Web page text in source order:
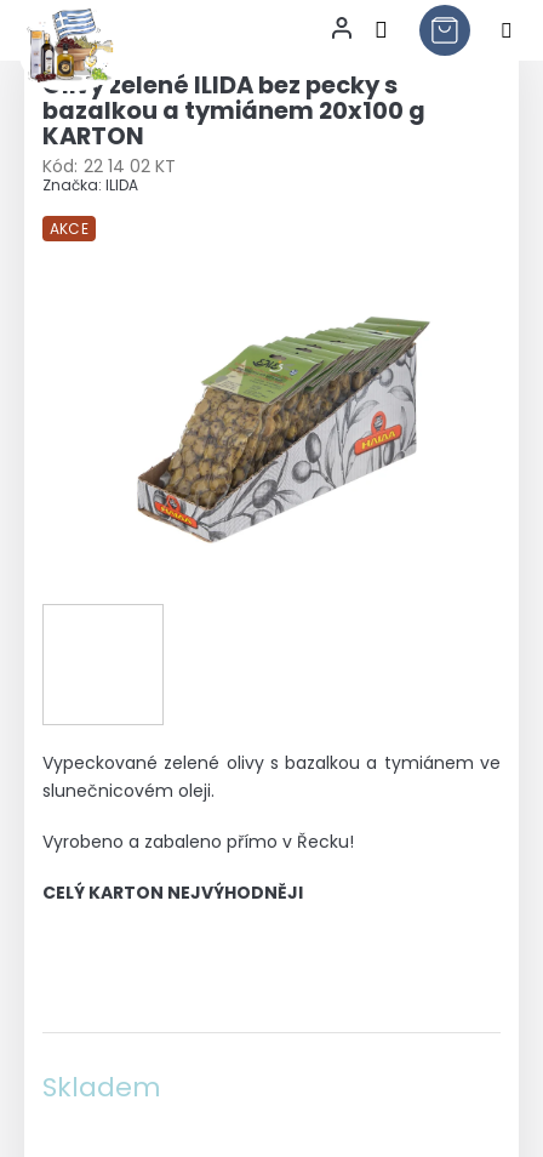
Přejít
obsahOlivy zelené ILIDA bez pecky s
bazalkou a tymiánem 20x100 g
KARTON
Kód: 22 14 02 KT
Značka: ILIDA
AKCE
Skladem
Vypeckované zelené olivy s bazalkou a tymiánem ve
slunečnicovém oleji.
Vyrobeno a zabaleno přímo v Řecku!
CELÝ KARTON NEJVÝHODNĚJI